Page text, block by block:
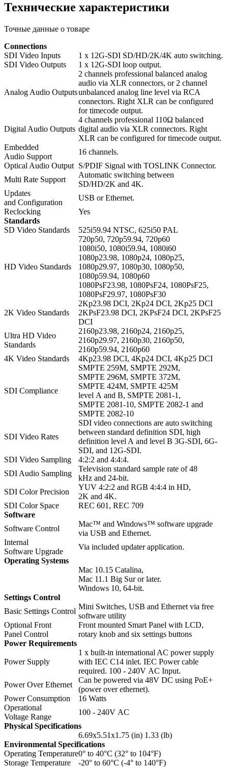
Технические характеристики
Точные данные о товаре
Connections
SDI Video Inputs
1 x 12G-SDI SD/HD/2K/4K auto switching.
SDI Video Outputs
1 x 12G-SDI loop output.
Analog Audio Outputs
2 channels professional balanced analog
audio via XLR connectors, or 2 channel
unbalanced analog line level via RCA
connectors. Right XLR can be configured
for timecode output.
Digital Audio Outputs
4 channels professional 110Ω balanced
digital audio via XLR connectors. Right
XLR can be configured for timecode output.
Embedded
Audio Support
16 channels.
Optical Audio Output S/PDIF Signal with TOSLINK Connector.
Multi Rate Support
Automatic switching between
SD/HD/2K and 4K.
Updates
and Configuration
USB or Ethernet.
Reclocking
Yes
Standards
SD Video Standards
525i59.94 NTSC, 625i50 PAL
HD Video Standards
720p50, 720p59.94, 720p60
1080i50, 1080i59.94, 1080i60
1080p23.98, 1080p24, 1080p25,
1080p29.97, 1080p30, 1080p50,
1080p59.94, 1080p60
1080PsF23.98, 1080PsF24, 1080PsF25,
1080PsF29.97, 1080PsF30
2K Video Standards
2Kp23.98 DCI, 2Kp24 DCI, 2Kp25 DCI
2KPsF23.98 DCI, 2KPsF24 DCI, 2KPsF25
DCI
Ultra HD Video
Standards
2160p23.98, 2160p24, 2160p25,
2160p29.97, 2160p30, 2160p50,
2160p59.94, 2160p60
4K Video Standards
4Kp23.98 DCI, 4Kp24 DCI, 4Kp25 DCI
SDI Compliance
SMPTE 259M, SMPTE 292M,
SMPTE 296M, SMPTE 372M,
SMPTE 424M, SMPTE 425M
level A and B, SMPTE 2081‑1,
SMPTE 2081‑10, SMPTE 2082‑1 and
SMPTE 2082‑10
SDI Video Rates
SDI video connections are auto switching
between standard definition SDI, high
definition level A and level B 3G-SDI, 6G-
SDI, and 12G-SDI.
SDI Video Sampling
4:2:2 and 4:4:4.
SDI Audio Sampling
Television standard sample rate of 48
kHz and 24-bit.
SDI Color Precision
YUV 4:2:2 and RGB 4:4:4 in HD,
2K and 4K.
SDI Color Space
REC 601, REC 709
Software
Software Control
Mac™ and Windows™ software upgrade
via USB and Ethernet.
Internal
Software Upgrade
Via included updater application.
Operating Systems
Mac 10.15 Catalina,
Mac 11.1 Big Sur or later.
Windows 10, 64-bit.
Settings Control
Basic Settings Control
Mini Switches, USB and Ethernet via free
software utility
Optional Front
Panel Control
Front mounted Smart Panel with LCD,
rotary knob and six settings buttons
Power Requirements
Power Supply
1 x built-in international AC power supply
with IEC C14 inlet. IEC Power cable
required. 100 - 240V AC Input.
Power Over Ethernet
Can be powered via 48V DC using PoE+
(power over ethernet).
Power Consumption
16 Watts
Operational
Voltage Range
100 - 240V AC
Physical Specifications
6.69x5.51x1.75 (in) 1.33 (lb)
Environmental Specifications
Operating Temperature0° to 40°C (32° to 104°F)
Storage Temperature
-20° to 60°C (-4° to 140°F)